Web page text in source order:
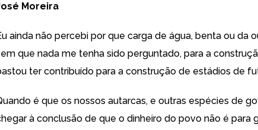
Moreira
ainda não percebi por que carga de água, benta ou da
que nada me tenha sido perguntado, para a
ter contribuído para a construção de estádios de
é que os nossos autarcas, e outras espécies de
à conclusão de que o dinheiro do povo não é para